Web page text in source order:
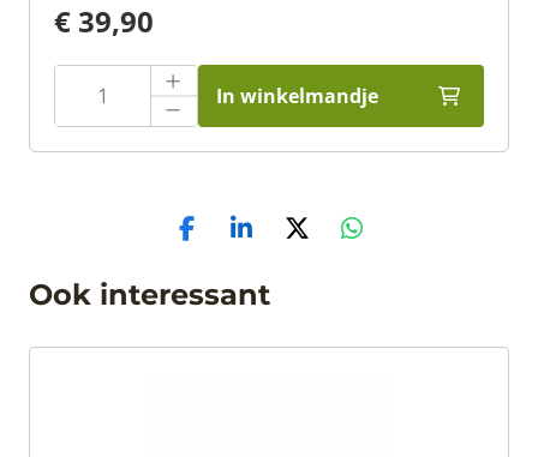
€ 39,90
In winkelmandje
Ook interessant